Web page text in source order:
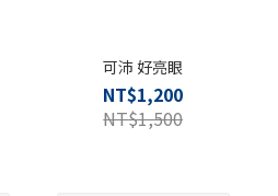
可沛 好亮眼
NT$1,200
NT$1,500